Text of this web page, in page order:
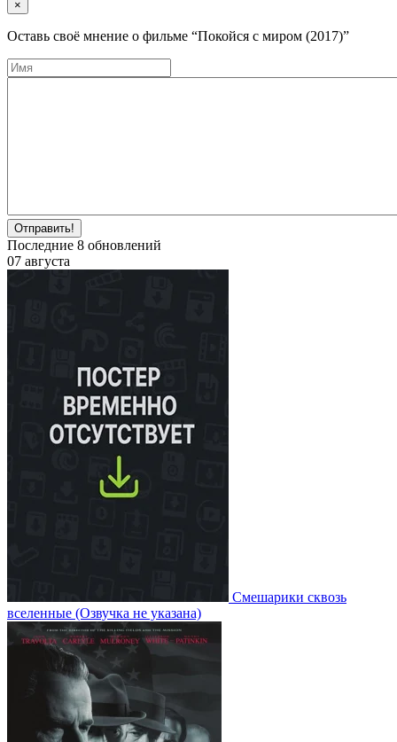
×
Оставь своё мнение о фильме “Покойся с миром (2017)”
Отправить!
Последние 8 обновлений
07 августа
Смешарики сквозь
вселенные (Озвучка не указана)